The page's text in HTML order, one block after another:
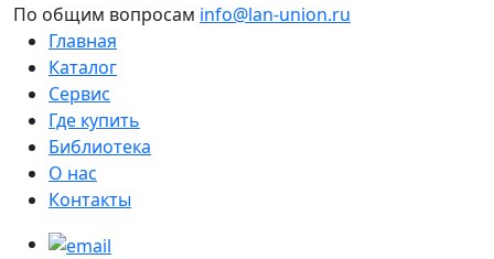
По общим вопросам info@lan-union.ru
Главная
Каталог
Сервис
Где купить
Библиотека
О нас
Контакты